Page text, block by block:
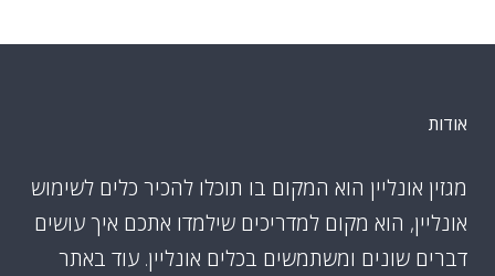
אודות
מגזין אונליין הוא המקום בו תוכלו להכיר כלים לשימוש
אונליין, הוא מקום למדריכים שילמדו אתכם איך עושים
דברים שונים ומשתמשים בכלים אונליין. עוד באתר